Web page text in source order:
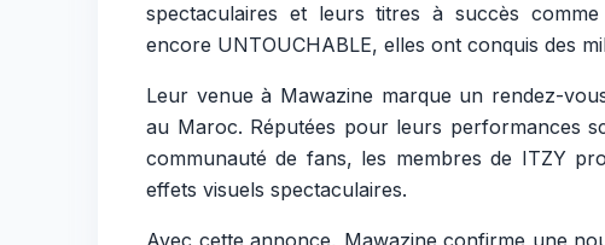
spectaculaires et leurs titres à succès comme
encore UNTOUCHABLE, elles ont conquis des
Leur venue à Mawazine marque un rendez-
au Maroc. Réputées pour leurs performances
communauté de fans, les membres de ITZY
effets visuels spectaculaires.
Avec cette annonce, Mawazine confirme une